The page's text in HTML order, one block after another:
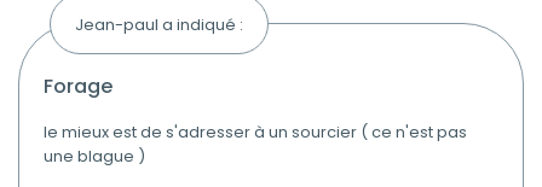
Jean-paul a indiqué :
forage
le mieux est de s'adresser à un sourcier ( ce n'est pas
une blague )